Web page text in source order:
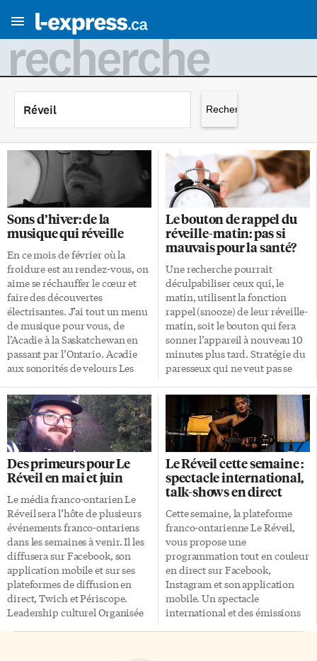
recherche
Sons d’hiver: de la
musique qui réveille
En ce mois de février où la
froidure est au rendez-vous, on
aime se réchauffer le cœur et
faire des découvertes
électrisantes. J’ai tout un menu
de musique pour vous, de
l’Acadie à la Saskatchewan en
passant par l’Ontario. Acadie
aux sonorités de velours Les
raisons de fêter en 2024. Pour
leurs 12 ans d’existence, le trio
d’autrices-compositrices-
interprètes féminin a lancé fin
octobre Tintamarre, un 4e
album à l’image de leurs talents.
Le nouvel opus de dix chansons
met en évidence la richesse de
la voix et de la musicalité des
trois Acadiennes. Les thèmes
[…]
Le bouton de rappel du
réveille-matin: pas si
mauvais pour la santé?
Une recherche pourrait
déculpabiliser ceux qui, le
matin, utilisent la fonction
rappel (snooze) de leur réveille-
matin, soit le bouton qui fera
sonner l’appareil à nouveau 10
minutes plus tard. Stratégie du
paresseux qui ne veut pas se
pour la santé? Le contre-
argument était
traditionnellement que ce
bouton entraîne un sommeil
fragmenté — du moins,
pendant 10 minutes, ou 20, ou
30, en fonction du nombre de
fois que l’on appuie dessus. Et
qu’un sommeil fragmenté ou
interrompu n’a jamais été
recommandé pour une bonne
hygiène du sommeil. Grosse
différence entre la nuit et le
matin Mais ici, […]
Des primeurs pour Le
Réveil en mai et juin
Le média franco-ontarien Le
Réveil sera l’hôte de plusieurs
événements franco-ontariens
dans les semaines à venir. Il les
diffusera sur Facebook, son
application mobile et sur ses
plateformes de diffusion en
direct, Twich et Périscope.
Leadership culturel Organisée
Le Réveil cette semaine :
spectacle international,
talk-shows en direct
Cette semaine, la plateforme
franco-ontarienne Le Réveil,
vous propose une
programmation tout en couleur
en direct sur Facebook,
Instagram et son application
mobile. Un spectacle
international et des émissions